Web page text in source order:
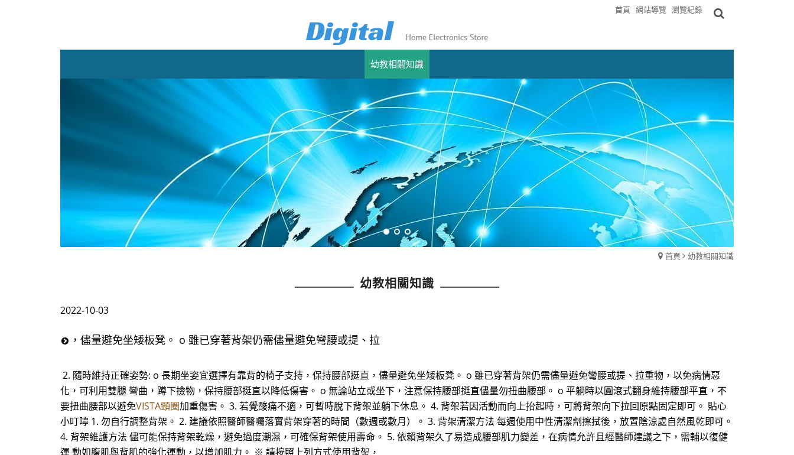
首頁 網站導覽 瀏覽紀錄
幼教相關知識
首頁 幼教相關知識
幼教相關知識
2022-10-03
，儘量避免坐矮板凳。 o 雖已穿著背架仍需儘量避免彎腰或提、拉
2. 隨時維持正確姿勢: o 長期坐姿宜選擇有靠背的椅子支持，保持腰部挺直，儘量避免坐矮板凳。 o 雖已穿著背架仍需儘量避免彎腰或提、拉重物，以免病情惡
化，可利用雙腿 彎曲，蹲下撿物，保持腰部挺直以降低傷害。 o 無論站立或坐下，注意保持腰部挺直儘量勿扭曲腰部。 o 平躺時以圓滾式翻身維持腰部平直，不
要扭曲腰部以避免VISTA頸圈加重傷害。 3. 若覺酸痛不適，可暫時脫下背架並躺下休息。 4. 背架若因活動而向上抬起時，可將背架向下拉回原點固定即可。 貼心
小叮嚀 1. 勿自行調整背架。 2. 建議依照醫師醫囑落實背架穿著的時間（數週或數月）。 3. 背架清潔方法 每週使用中性清潔劑擦拭後，放置陰涼處自然風乾即可。
4. 背架維護方法 儘可能保持背架乾燥，避免過度潮濕，可確保背架使用壽命。 5. 依賴背架久了易造成腰部肌力變差，在病情允許且經醫師建議之下，需輔以復健
運 動如腹肌與背肌的強化運動，以增加肌力。 ※ 請按照上列方式使用背架，